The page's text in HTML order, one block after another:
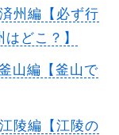
州編【必ず行
どこ？】
山編【釜山で
陵編【江陵の